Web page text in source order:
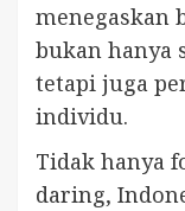
menegaskan
bukan hanya
tetapi juga
individu.
Tidak hanya
daring,